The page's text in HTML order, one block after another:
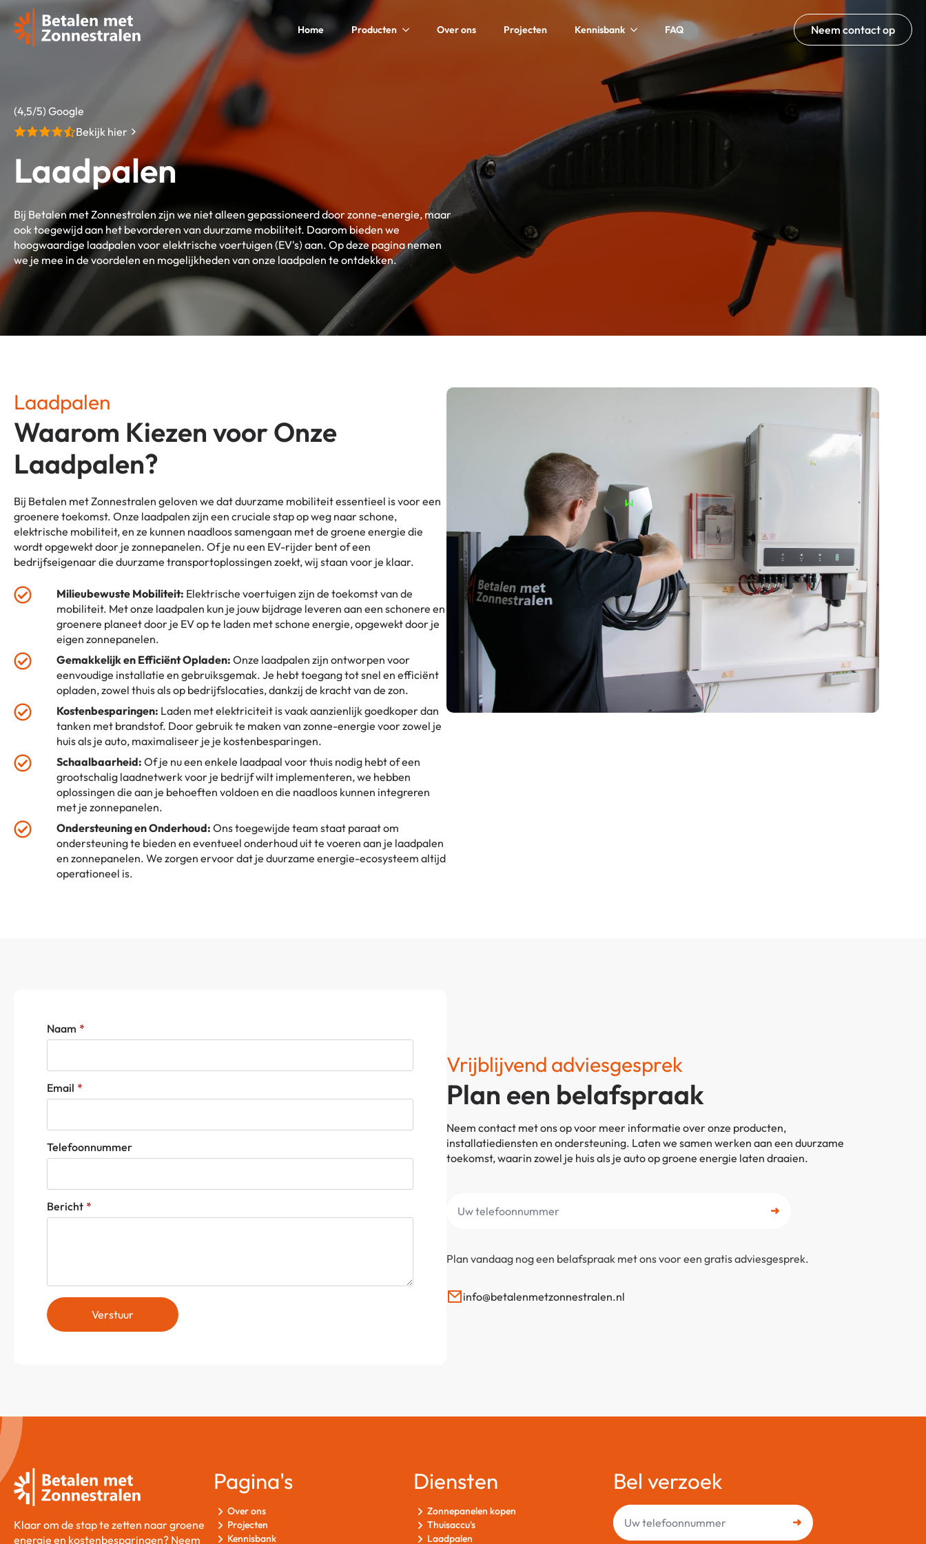
Home Producten Over ons Projecten Kennisbank FAQ Neem contact op
(4,5/5) Google
Bekijk hier
Laadpalen
Bij Betalen met Zonnestralen zijn we niet alleen gepassioneerd door zonne-energie, maar
ook toegewijd aan het bevorderen van duurzame mobiliteit. Daarom bieden we
hoogwaardige laadpalen voor elektrische voertuigen (EV's) aan. Op deze pagina nemen
we je mee in de voordelen en mogelijkheden van onze laadpalen te ontdekken.
Laadpalen
Waarom Kiezen voor Onze
Laadpalen?
Bij Betalen met Zonnestralen geloven we dat duurzame mobiliteit essentieel is voor een
groenere toekomst. Onze laadpalen zijn een cruciale stap op weg naar schone,
elektrische mobiliteit, en ze kunnen naadloos samengaan met de groene energie die
wordt opgewekt door je zonnepanelen. Of je nu een EV-rijder bent of een
bedrijfseigenaar die duurzame transportoplossingen zoekt, wij staan voor je klaar.
Milieubewuste Mobiliteit: Elektrische voertuigen zijn de toekomst van de
mobiliteit. Met onze laadpalen kun je jouw bijdrage leveren aan een schonere en
groenere planeet door je EV op te laden met schone energie, opgewekt door je
eigen zonnepanelen.
Gemakkelijk en Efficiënt Opladen: Onze laadpalen zijn ontworpen voor
eenvoudige installatie en gebruiksgemak. Je hebt toegang tot snel en efficiënt
opladen, zowel thuis als op bedrijfslocaties, dankzij de kracht van de zon.
Kostenbesparingen: Laden met elektriciteit is vaak aanzienlijk goedkoper dan
tanken met brandstof. Door gebruik te maken van zonne-energie voor zowel je
huis als je auto, maximaliseer je je kostenbesparingen.
Schaalbaarheid: Of je nu een enkele laadpaal voor thuis nodig hebt of een
grootschalig laadnetwerk voor je bedrijf wilt implementeren, we hebben
oplossingen die aan je behoeften voldoen en die naadloos kunnen integreren
met je zonnepanelen.
Ondersteuning en Onderhoud: Ons toegewijde team staat paraat om
ondersteuning te bieden en eventueel onderhoud uit te voeren aan je laadpalen
en zonnepanelen. We zorgen ervoor dat je duurzame energie-ecosysteem altijd
operationeel is.
Naam *
Email *
Telefoonnummer
Bericht *
Verstuur
Vrijblijvend adviesgesprek
Plan een belafspraak
Neem contact met ons op voor meer informatie over onze producten,
installatiediensten en ondersteuning. Laten we samen werken aan een duurzame
toekomst, waarin zowel je huis als je auto op groene energie laten draaien.
telefoonnummer
➜
Plan vandaag nog een belafspraak met ons voor een gratis adviesgesprek.
info@betalenmetzonnestralen.nl
Klaar om de stap te zetten naar groene
energie en kostenbesparingen? Neem
Pagina's
Over ons
Projecten
Kennisbank
Diensten
Zonnepanelen kopen
Thuisaccu's
Laadpalen
Bel verzoek
Uw
telefoonnummer
➜